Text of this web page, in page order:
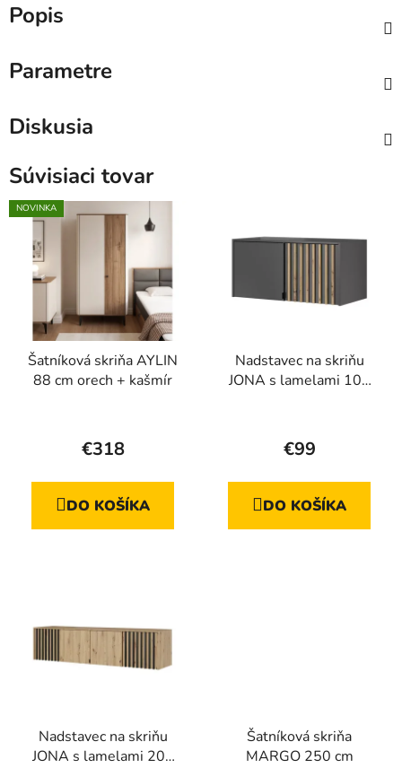
Popis
Parametre
Diskusia
Súvisiaci tovar
NOVINKA
Šatníková skriňa AYLIN
88 cm orech + kašmír
€318
DO KOŠÍKA
Nadstavec na skriňu
JONA s lamelami 105
€99
DO KOŠÍKA
Nadstavec na skriňu
JONA s lamelami 205
Šatníková skriňa
MARGO 250 cm